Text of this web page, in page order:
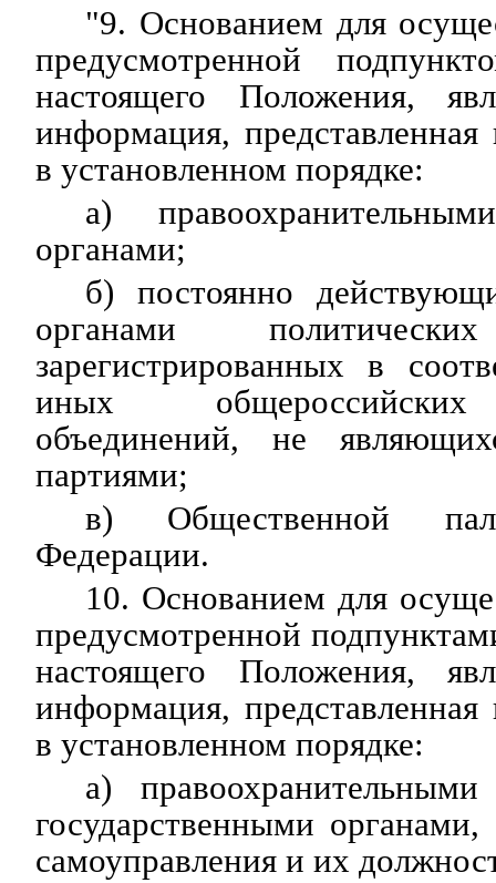
"9. Основанием для
предусмотренной
настоящего Положения,
информация,
в установленном порядке:
а)
органами;
б) постоянно
органами
зарегистрированных в
иных
объединений, не
партиями;
в) Общественной
Федерации.
10. Основанием для
предусмотренной
настоящего Положения,
информация,
в установленном порядке:
а)
государственными
самоуправления и их